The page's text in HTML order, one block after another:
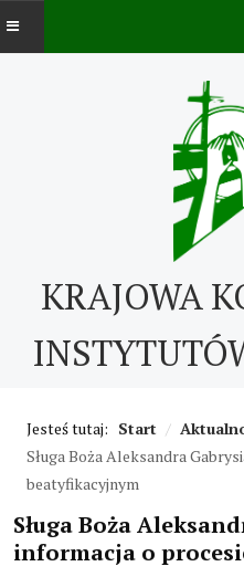
Kontakt
ABC IŚ
Historia IŚ
Cechy IŚ
Dokumenty Kościoła
Instytuty świeckie kleryckie
KRAJOWA
Jesteś tutaj: Start /
Sługa Boża Aleksandra
beatyfikacyjnym
Sługa Boża
informacja o